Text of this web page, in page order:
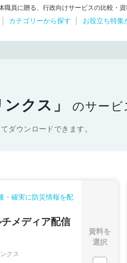
職員に贈る、行政向けサービスの比較・資
カテゴリーから探す お役立ち特集
クス」 のサービ
ダウンロードできます。
・確実に防災情報を配
メディア配信
クス
資料を
選択